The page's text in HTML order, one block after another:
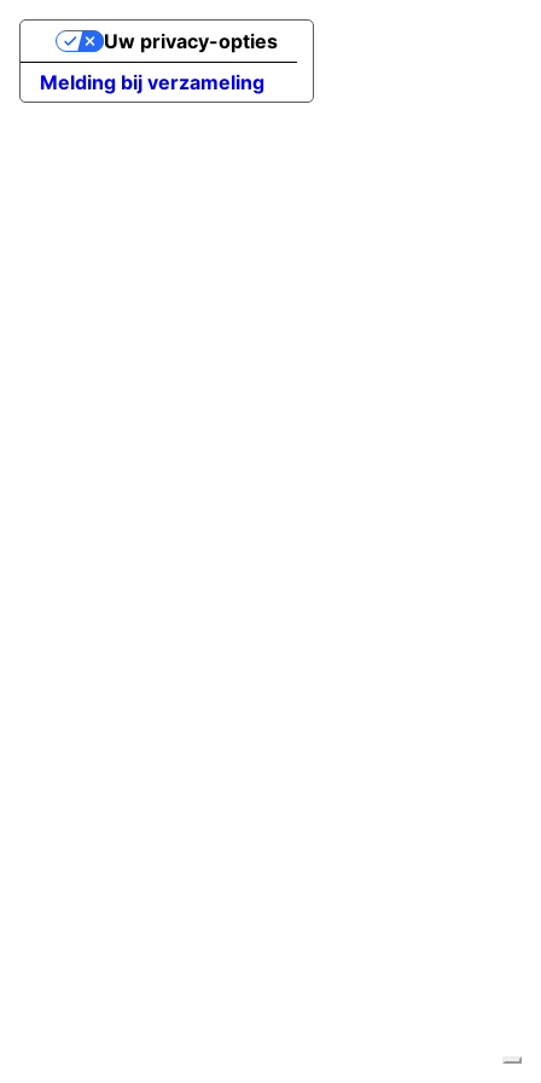
Melding bij verzameling
Uw privacy-opties